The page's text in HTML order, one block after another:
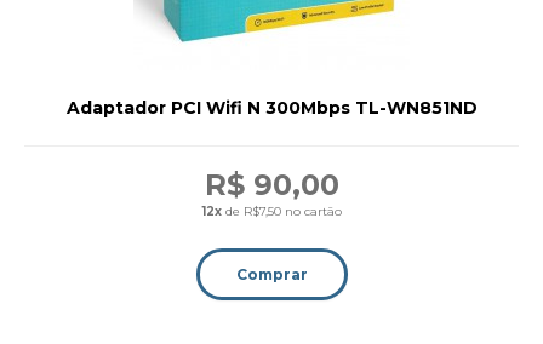
Adaptador PCI Wifi N 300Mbps TL-WN851ND
R$ 90,00
12xde R$7,50 no cartão
Comprar